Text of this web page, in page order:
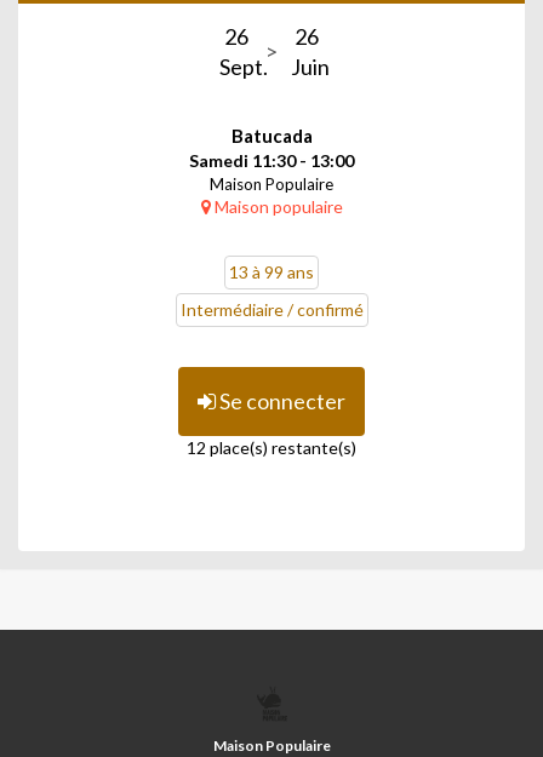
26
Sept.
26
Juin
Batucada
Samedi 11:30 - 13:00
Maison Populaire
Maison populaire
13 à 99 ans
Intermédiaire / confirmé
Se connecter
12 place(s) restante(s)
Maison Populaire